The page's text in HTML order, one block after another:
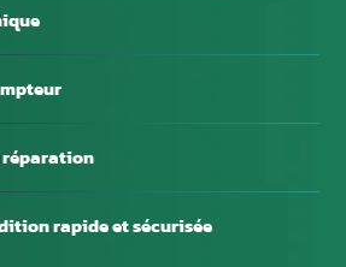
rapide et sécurisée